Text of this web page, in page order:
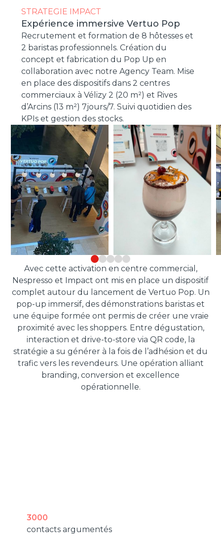
STRATEGIE IMPACT
Expérience immersive Vertuo Pop
Recrutement et formation de 8 hôtesses et
2 baristas professionnels. Création du
concept et fabrication du Pop Up en
collaboration avec notre Agency Team. Mise
en place des dispositifs dans 2 centres
commerciaux à Vélizy 2 (20 m²) et Rives
d’Arcins (13 m²) 7jours/7. Suivi quotidien des
KPIs et gestion des stocks​.
Avec cette activation en centre commercial,
Nespresso et Impact ont mis en place un dispositif
complet autour du lancement de Vertuo Pop. Un
pop-up immersif, des démonstrations baristas et
une équipe formée ont permis de créer une vraie
proximité avec les shoppers. Entre dégustation,
interaction et drive-to-store via QR code, la
stratégie a su générer à la fois de l’adhésion et du
trafic vers les revendeurs. Une opération alliant
branding, conversion et excellence
opérationnelle.
3000
contacts argumentés